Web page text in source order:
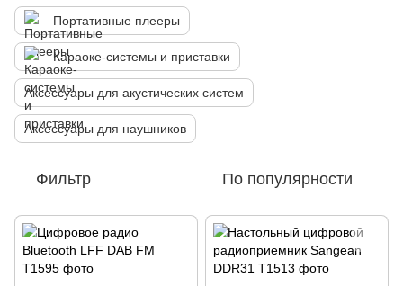
Портативные плееры
Караоке-системы и приставки
Аксессуары для акустических систем
Аксессуары для наушников
Фильтр По популярности